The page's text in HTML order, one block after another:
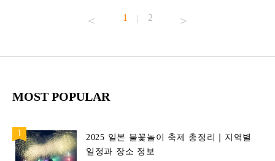
1 | 2
MOST POPULAR
2025 일본 불꽃놀이 축제 총정리｜지역별
일정과 장소 정보